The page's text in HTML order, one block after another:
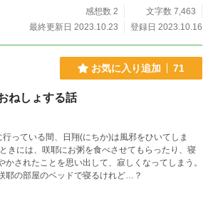
感想数 2
文字数 7,463
最終更新日 2023.10.23
登録日 2023.10.16
お気に入り追加 71
ねしょする話
っている間、日翔(にちか)は風邪をひいてしま
きには、咲耶にお粥を食べさせてもらったり、寝
されたことを思い出して、寂しくなってしまう。
耶の部屋のベッドで寝るけれど…？